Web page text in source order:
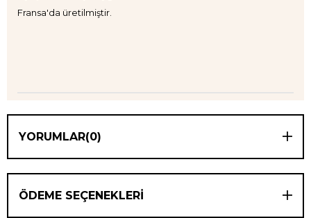
Fransa'da üretilmiştir.
YORUMLAR(0)
ÖDEME SEÇENEKLERI